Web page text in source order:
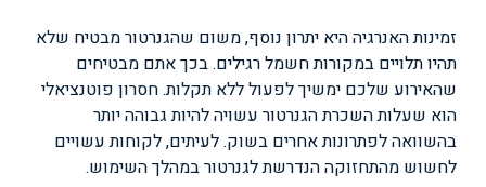
זמינות האנרגיה היא יתרון נוסף, משום שהגנרטור מבטיח שלא
תהיו תלויים במקורות חשמל רגילים. בכך אתם מבטיחים
שהאירוע שלכם ימשיך לפעול ללא תקלות. חסרון פוטנציאלי
הוא שעלות השכרת הגנרטור עשויה להיות גבוהה יותר
בהשוואה לפתרונות אחרים בשוק. לעיתים, לקוחות עשויים
לחשוש מהתחזוקה הנדרשת לגנרטור במהלך השימוש.